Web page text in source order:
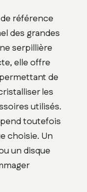
référence
des grandes
serpillière
elle offre
de
les
utilisés.
toutefois
choisie. Un
un disque